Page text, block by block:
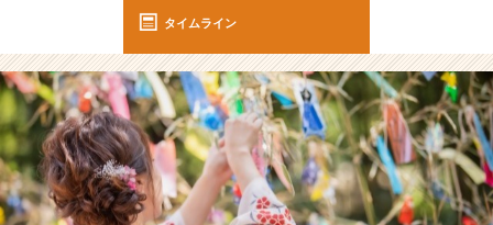
卒
【株
式
会
社
Z
E
N
I
タイムライン